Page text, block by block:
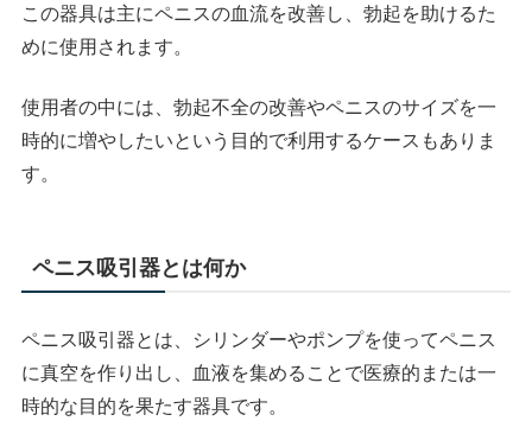
この器具は主にペニスの血流を改善し、勃起を助けるた
めに使用されます。
使用者の中には、勃起不全の改善やペニスのサイズを一
時的に増やしたいという目的で利用するケースもありま
す。
ペニス吸引器とは何か
ペニス吸引器とは、シリンダーやポンプを使ってペニス
に真空を作り出し、血液を集めることで医療的または一
時的な目的を果たす器具です。